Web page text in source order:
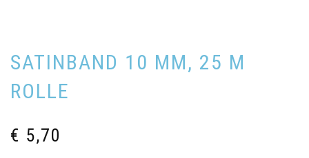
SATINBAND 10 MM, 25 M
ROLLE
€ 5,70